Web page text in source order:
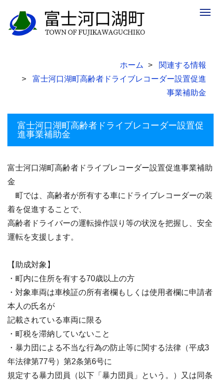
ホーム
関連する情報
富士河口湖町高齢者ドライブレコーダー設置促進
事業補助金
富士河口湖町高齢者ドライブレコーダー設置促
進事業補助金
富士河口湖町高齢者ドライブレコーダー設置促進事業補助
金
町では、高齢者が所有する車にドライブレコーダーの装
着を促進することで、
高齢者ドライバーの運転操作誤り等の状況を把握し、安全
運転を支援します。
【助成対象】
・町内に住所を有する70歳以上の方
・対象車両は車検証の所有者欄もしくは使用者欄に申請者
本人の氏名が
記載されている車両に限る
・町税を滞納していないこと
・暴力団による不当な行為の防止等に関する法律（平成3
年法律第77号）第2条第6号に
規定する暴力団員（以下「暴力団員」という。）又は同条